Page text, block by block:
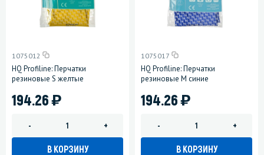
1075012
HQ Profiline: Перчатки
резиновые S желтые
194.26)
- +
В КОРЗИНУ
1075017
HQ Profiline: Перчатки
резиновые M синие
194.26)
- +
В КОРЗИНУ